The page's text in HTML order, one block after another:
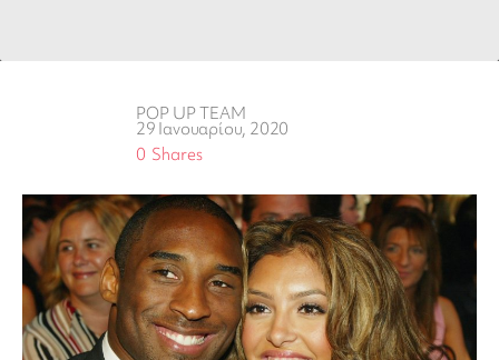
POP UP TEAM
29 Ιανουαρίου, 2020
Shares
0